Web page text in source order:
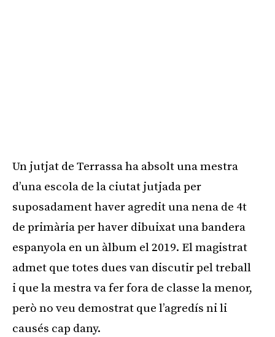
Un jutjat de Terrassa ha absolt una mestra
d’una escola de la ciutat jutjada per
suposadament haver agredit una nena de 4t
de primària per haver dibuixat una bandera
espanyola en un àlbum el 2019. El magistrat
admet que totes dues van discutir pel treball
i que la mestra va fer fora de classe la menor,
però no veu demostrat que l’agredís ni li
causés cap dany.